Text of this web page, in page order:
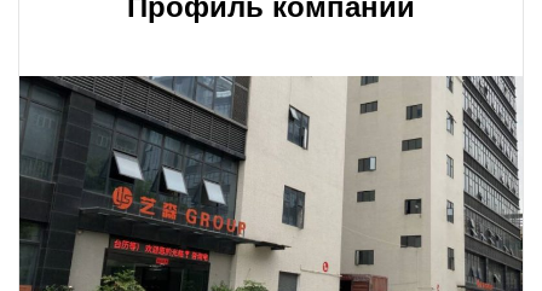
Профиль компании